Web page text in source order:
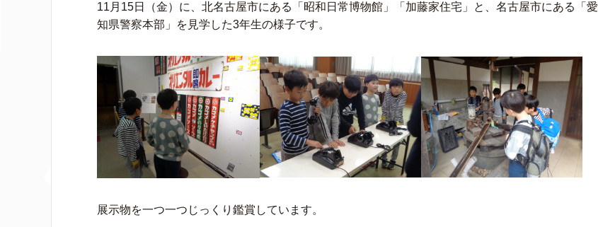
11月15日（金）に、北名古屋市にある「昭和日常博物館」「加藤家住宅」と、名古屋市にある「愛
知県警察本部」を見学した3年生の様子です。
展示物を一つ一つじっくり鑑賞しています。